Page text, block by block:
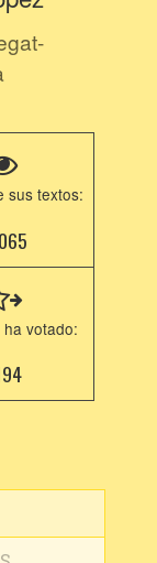
sus textos:
votado: